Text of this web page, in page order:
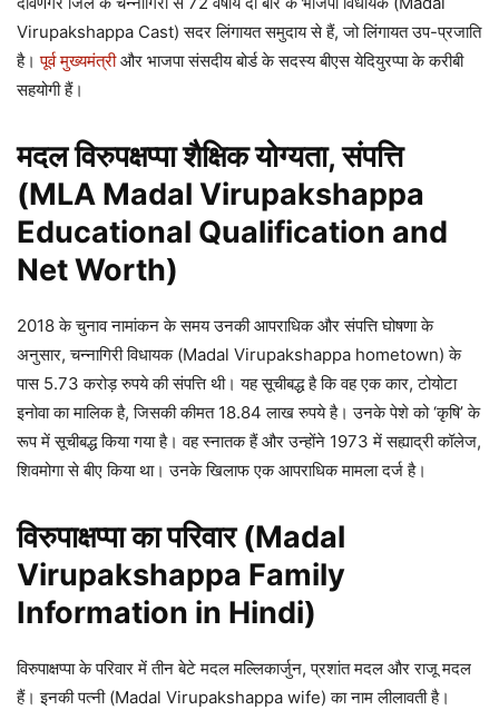
Virupakshappa Cast) सदर लिंगायत समुदाय से हैं, जो लिंगायत उप-प्रजाति
है।पूर्व मुख्यमंत्रीऔर भाजपा संसदीय बोर्ड के सदस्य बीएस येदियुरप्पा के करीबी
सहयोगी हैं।
मदल विरुपक्षप्पा शैक्षिक योग्यता, संपत्ति
(MLA Madal Virupakshappa
Educational Qualification and
Net Worth)
2018 के चुनाव नामांकन के समय उनकी आपराधिक और संपत्ति घोषणा के
अनुसार, चन्नागिरी विधायक (Madal Virupakshappa hometown) के
पास 5.73 करोड़ रुपये की संपत्ति थी। यह सूचीबद्ध है कि वह एक कार, टोयोटा
इनोवा का मालिक है, जिसकी कीमत 18.84 लाख रुपये है। उनके पेशे को ‘कृषि’ के
रूप में सूचीबद्ध किया गया है। वह स्नातक हैं और उन्होंने 1973 में सह्याद्री कॉलेज,
शिवमोगा से बीए किया था। उनके खिलाफ एक आपराधिक मामला दर्ज है।
विरुपाक्षप्पा का परिवार (Madal
Virupakshappa Family
Information in Hindi)
विरुपाक्षप्पा के परिवार में तीन बेटे मदल मल्लिकार्जुन, प्रशांत मदल और राजू मदल
हैं। इनकी पत्नी (Madal Virupakshappa wife) का नाम लीलावती है।